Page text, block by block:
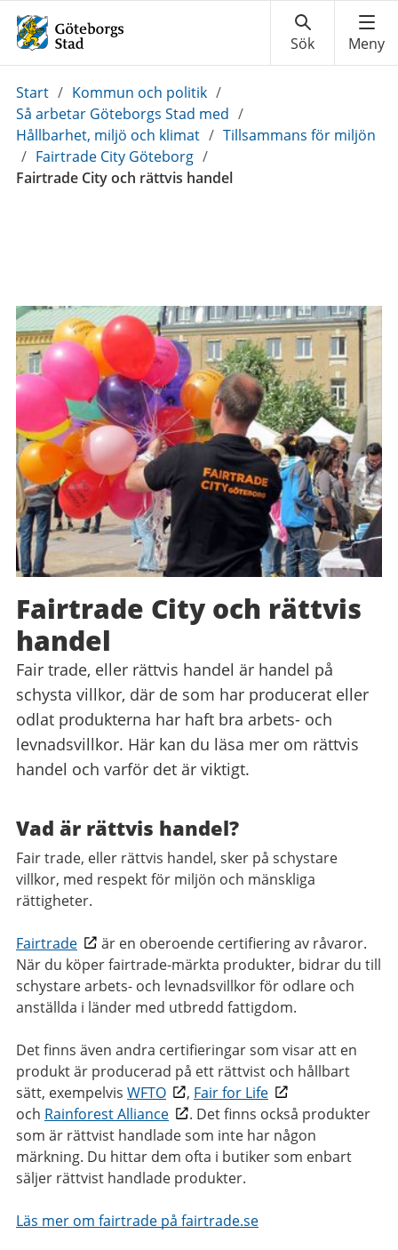
Du
är
här:
Start / Kommun och politik /
Så arbetar Göteborgs Stad med /
Hållbarhet, miljö och klimat / Tillsammans för miljön
/ Fairtrade City Göteborg /
Fairtrade City och rättvis handel
Fairtrade City och rättvis
handel
Fair trade, eller rättvis handel är handel på
schysta villkor, där de som har producerat eller
odlat produkterna har haft bra arbets- och
levnadsvillkor. Här kan du läsa mer om rättvis
handel och varför det är viktigt.
Vad är rättvis handel?
Fair trade, eller rättvis handel, sker på schystare
villkor, med respekt för miljön och mänskliga
rättigheter.
Fairtrade
är en oberoende certifiering av råvaror.
När du köper fairtrade-märkta produkter, bidrar du till
schystare arbets- och levnadsvillkor för odlare och
anställda i länder med utbredd fattigdom.
Det finns även andra certifieringar som visar att en
produkt är producerad på ett rättvist och hållbart
sätt, exempelvis WFTO , Fair for Life
och Rainforest Alliance
. Det finns också produkter
som är rättvist handlade som inte har någon
märkning. Du hittar dem ofta i butiker som enbart
säljer rättvist handlade produkter.
Läs mer om fairtrade på fairtrade.se